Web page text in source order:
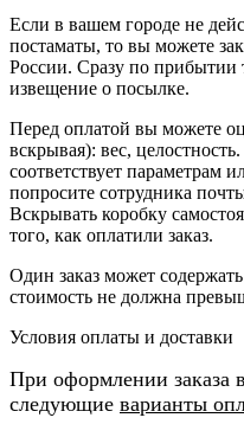
Если в вашем городе не
постаматы, то вы можете
России. Сразу по прибытии
извещение о посылке.
Перед оплатой вы можете
вскрывая): вес,
соответствует параметрам
попросите сотрудника
Вскрывать коробку
того, как оплатили заказ.
Один заказ может
стоимость не должна
Условия оплаты и доставки
При оформлении заказа
следующие варианты